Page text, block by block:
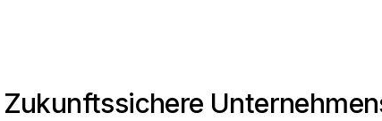
Zukunftssichere